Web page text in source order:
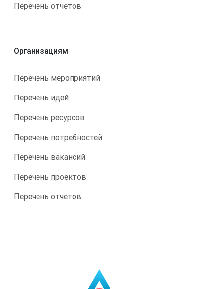
Перечень отчетов
Организациям
Перечень мероприятий
Перечень идей
Перечень ресурсов
Перечень потребностей
Перечень вакансий
Перечень проектов
Перечень отчетов